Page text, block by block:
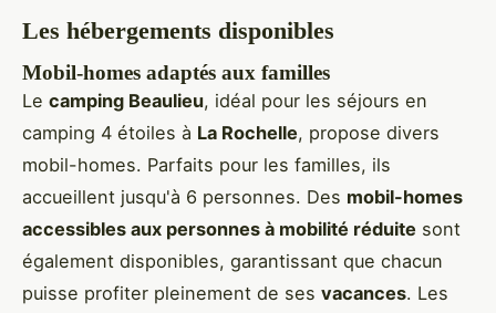
Les hébergements disponibles
Mobil-homes adaptés aux familles
Le camping Beaulieu, idéal pour les séjours en
camping 4 étoiles à La Rochelle, propose divers
mobil-homes. Parfaits pour les familles, ils
accueillent jusqu'à 6 personnes. Des mobil-homes
accessibles aux personnes à mobilité réduite sont
également disponibles, garantissant que chacun
puisse profiter pleinement de ses vacances. Les